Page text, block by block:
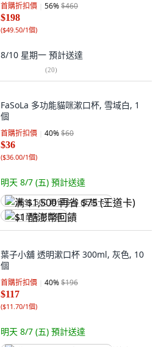
首購折扣價 56%$460
$198
($49.50/1個)
8/10 星期一 預計送達
(20)
FaSoLa 多功能貓咪漱口杯, 雪域白, 1
個
首購折扣價 40%$60
$36
($36.00/1個)
明天 8/7 (五) 預計送達
满 $1,500 再省 $75 (王道卡)
$1 酷澎幣回饋
葉子小舖 透明漱口杯 300ml, 灰色, 10
個
首購折扣價 40%$196
$117
($11.70/1個)
明天 8/7 (五) 預計送達